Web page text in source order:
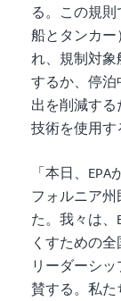
る。この規
船とタンカー
れ、規制対
するか、停
出を削減する
技術を使用す
「本日、
フォルニア
た。我々は、
くすための
リーダーシ
賛する。私